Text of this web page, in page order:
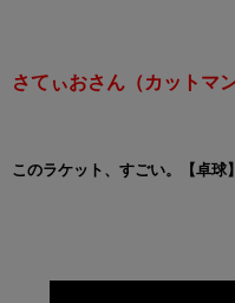
さてぃおさん（カットマン
このラケット、すごい。【卓球】